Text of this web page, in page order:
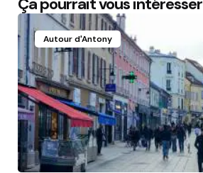
Autour d'Antony